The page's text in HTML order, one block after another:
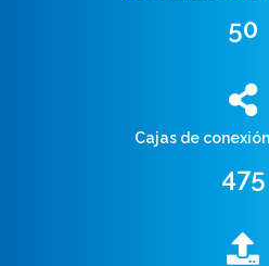
53
Cajas de
500